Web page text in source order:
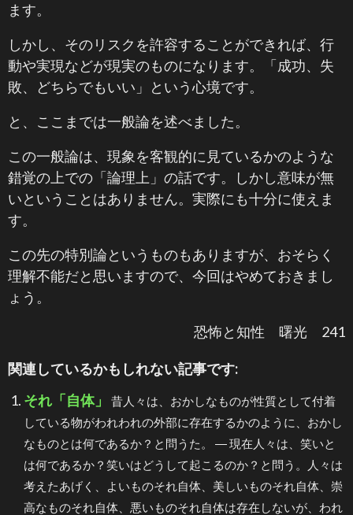
ます。
しかし、そのリスクを許容することができれば、行
動や実現などが現実のものになります。「成功、失
敗、どちらでもいい」という心境です。
と、ここまでは一般論を述べました。
この一般論は、現象を客観的に見ているかのような
錯覚の上での「論理上」の話です。しかし意味が無
いということはありません。実際にも十分に使えま
す。
この先の特別論というものもありますが、おそらく
理解不能だと思いますので、今回はやめておきまし
ょう。
恐怖と知性 曙光 241
関連しているかもしれない記事です:
それ「自体」
昔人々は、おかしなものが性質として付着
している物がわれわれの外部に存在するかのように、おかし
なものとは何であるか？と問うた。 ― 現在人々は、笑いと
は何であるか？笑いはどうして起こるのか？と問う。人々は
考えたあげく、よいものそれ自体、美しいものそれ自体、崇
高なものそれ自体、悪いものそれ自体は存在しないが、われ